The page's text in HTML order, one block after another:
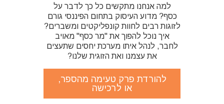
למה אנחנו מתקשים כל כך לדבר על
כסף? מדוע העיסוק בתחום הפיננסי גורם
לזוגות רבים לחוות קונפליקטים ומשברים?
איך נוכל להפוך את "מר כסף" מאויב
לחבר, לנהל איתו מערכת יחסים שתעצים
את עצמנו ואת הזוגית שלנו?
להורדת פרק טעימה מהספר,
או לרכישה